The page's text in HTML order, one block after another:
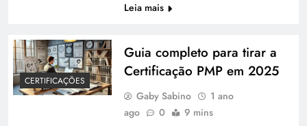
Leia mais
CERTIFICAÇÕES
Guia completo para tirar a
Certificação PMP em 2025
Gaby Sabino
1 ano
ago
0 9 mins